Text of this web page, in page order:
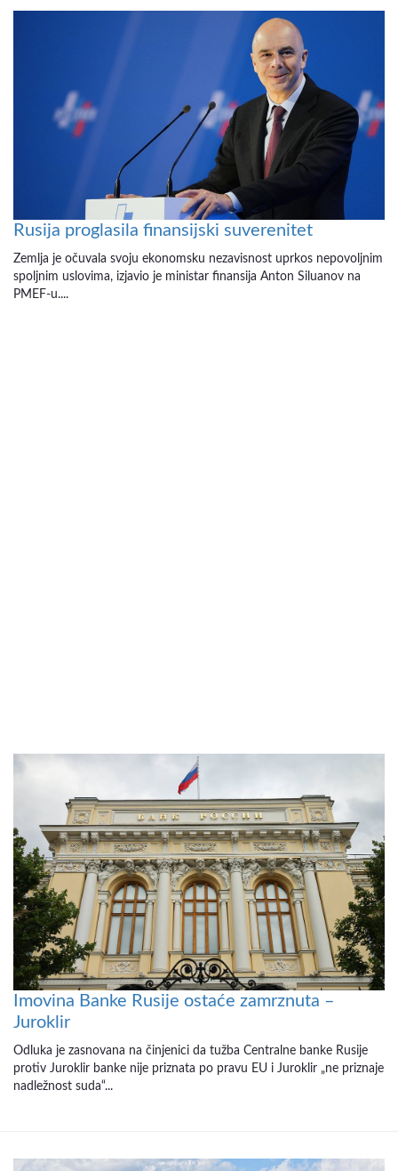
Rusija proglasila finansijski suverenitet
Zemlja je očuvala svoju ekonomsku nezavisnost uprkos nepovoljnim
spoljnim uslovima, izjavio je ministar finansija Anton Siluanov na
PMEF-u....
Imovina Banke Rusije ostaće zamrznuta –
Juroklir
Odluka je zasnovana na činjenici da tužba Centralne banke Rusije
protiv Juroklir banke nije priznata po pravu EU i Juroklir „ne priznaje
nadležnost suda“...